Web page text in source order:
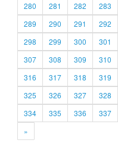
280
281 282 283
289
290 291 292
298
299 300 301
307
308 309 310
316
317 318 319
325
326 327 328
334
335 336 337
»